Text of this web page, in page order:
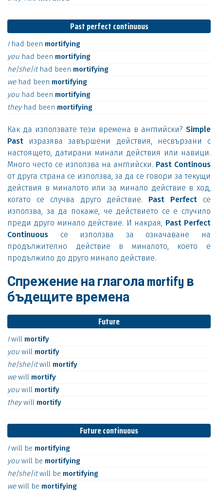
Past perfect continuous
I had been mortifying
you had been mortifying
he|she|it had been mortifying
we had been mortifying
you had been mortifying
they had been mortifying
Как да използвате тези времена в английски? Simple
Past изразява завършени действия, несвързани с
настоящето, датирани минали действия или навици.
Много често се използва на английски. Past Continous
от друга страна се използва, за да се говори за текущи
действия в миналото или за минало действие в ход,
когато се случва друго действие. Past Perfect се
използва, за да покаже, че действието се е случило
преди друго минало действие. И накрая, Past Perfect
Continuous се използва за означаване на
продължително действие в миналото, което е
продължило до друго минало действие.
Спрежение на глагола mortify в
бъдещите времена
Future
Iwill mortify
you will mortify
he|she|itwill mortify
wewill mortify
you will mortify
theywill mortify
Future continuous
Iwill be mortifying
you will be mortifying
he|she|itwill be mortifying
wewill be mortifying